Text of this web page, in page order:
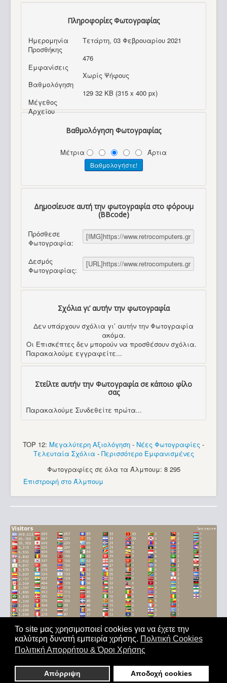
Το site μας χρησιμοποιεί cookies για να έχετε την
καλύτερη δυνατή εμπειρία χρήσης. Πολιτική Cookies
Πολιτική Απορρήτου & Όροι Χρήσης
Απόρριψη Αποδοχή cookies
Πληροφορίες Φωτογραφίας
Ημερομηνία
Προσθήκης
Τετάρτη, 03 Φεβρουαρίου 2021
Εμφανίσεις
476
Βαθμολόγηση
Χωρίς Ψήφους
Μέγεθος
Αρχείου
129 32 KB (315 x 400 px)
Βαθμολόγηση Φωτογραφίας
Μέτρια Άρτια
Δημοσίευσε αυτή την φωτογραφία στο φόρουμ
(BBcode)
Πρόσθεσε
Φωτογραφία:
Δεσμός
Φωτογραφίας:
Σχόλια γι’ αυτήν την φωτογραφία
Δεν υπάρχουν σχόλια γι’ αυτήν την Φωτογραφία
ακόμα.
Οι Επισκέπτες δεν μπορούν να προσθέσουν σχόλια.
Παρακαλούμε εγγραφείτε...
Στείλτε αυτήν την Φωτογραφία σε κάποιο φίλο
σας
Παρακαλούμε Συνδεθείτε πρώτα...
TOP 12: Μεγαλύτερη Αξιολόγηση - Νέες Φωτογραφίες -
Τελευταία Σχόλια - Περισσότερο Εμφανισμένες
Φωτογραφίες σε όλα τα Άλμπουμ: 8 295
Επιστροφή στο Άλμπουμ
Αρχική|'Οροι Χρήσης|Επικοινωνία
παντός δικαιώματος